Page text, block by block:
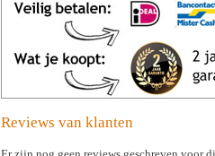
Reviews van klanten